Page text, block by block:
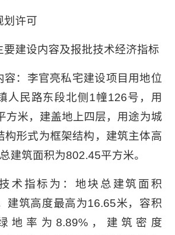
划许可
要建设内容及报批技术经济指标
容：李官亮私宅建设项目用地位
人民路东段北侧1幢126号，用
方米，建盖地上四层，用途为城
构形式为框架结构，建筑主体高
建筑面积为802.45平方米。
术指标为：地块总建筑面积
建筑高度最高为16.65米，容积
地率为8.89%，建筑密度